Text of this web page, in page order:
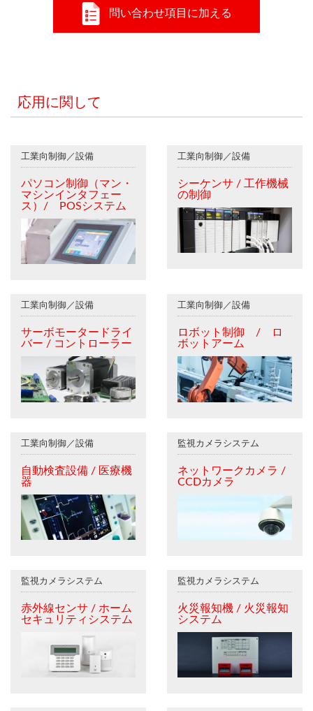
問い合わせ項目に加える
応用に関して
工業向制御／設備
パソコン制御（マン・
マシンインタフェー
ス）/ POSシステム
工業向制御／設備
シーケンサ / 工作機械
の制御
工業向制御／設備
サーボモータードライ
バー / コントローラー
工業向制御／設備
ロボット制御 / ロ
ボットアーム
工業向制御／設備
自動検査設備 / 医療機
器
監視カメラシステム
ネットワークカメラ /
CCDカメラ
監視カメラシステム
赤外線センサ / ホーム
セキュリティシステム
監視カメラシステム
火災報知機 / 火災報知
システム